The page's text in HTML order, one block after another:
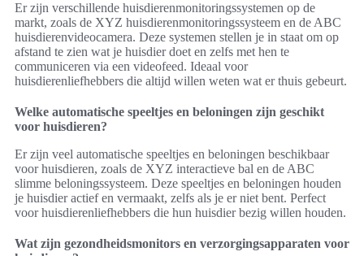
Er zijn verschillende huisdierenmonitoringssystemen op de
markt, zoals de XYZ huisdierenmonitoringssysteem en de ABC
huisdierenvideocamera. Deze systemen stellen je in staat om op
afstand te zien wat je huisdier doet en zelfs met hen te
communiceren via een videofeed. Ideaal voor
huisdierenliefhebbers die altijd willen weten wat er thuis gebeurt.
Welke automatische speeltjes en beloningen zijn geschikt
voor huisdieren?
Er zijn veel automatische speeltjes en beloningen beschikbaar
voor huisdieren, zoals de XYZ interactieve bal en de ABC
slimme beloningssysteem. Deze speeltjes en beloningen houden
je huisdier actief en vermaakt, zelfs als je er niet bent. Perfect
voor huisdierenliefhebbers die hun huisdier bezig willen houden.
Wat zijn gezondheidsmonitors en verzorgingsapparaten voor